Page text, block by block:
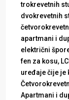
trokrevetnih
dvokrevetnih
apartmani i
električni
fen za kosu,
uređaje čije je
Apartmani i